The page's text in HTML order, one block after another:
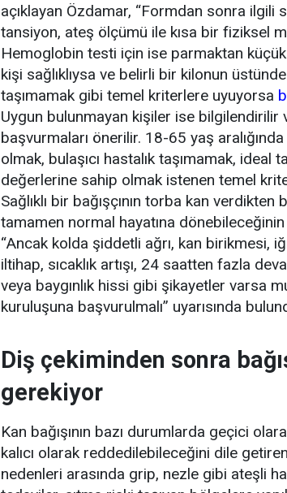
açıklayan Özdamar, “Formdan sonra ilgili
tansiyon, ateş ölçümü ile kısa bir fiziksel
Hemoglobin testi için ise parmaktan küçük
kişi sağlıklıysa ve belirli bir kilonun
taşımamak gibi temel kriterlere uyuyorsa
Uygun bulunmayan kişiler ise
başvurmaları önerilir. 18-65 yaş
olmak, bulaşıcı hastalık taşımamak, ideal
değerlerine sahip olmak istenen temel
Sağlıklı bir bağışçının torba kan
tamamen normal hayatına dönebileceğinin
“Ancak kolda şiddetli ağrı, kan birikmesi,
iltihap, sıcaklık artışı, 24 saatten fazla
veya baygınlık hissi gibi şikayetler varsa
kuruluşuna başvurulmalı” uyarısında
Diş çekiminden sonra
gerekiyor
Kan bağışının bazı durumlarda geçici
kalıcı olarak reddedilebileceğini dile
nedenleri arasında grip, nezle gibi ateşli